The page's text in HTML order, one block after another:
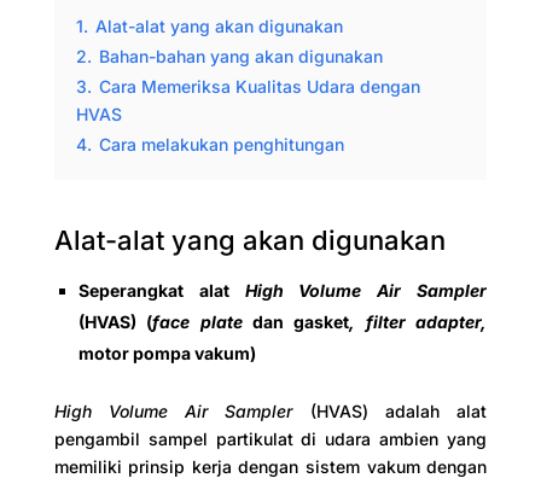
1. Alat-alat yang akan digunakan
2. Bahan-bahan yang akan digunakan
3. Cara Memeriksa Kualitas Udara dengan
HVAS
4. Cara melakukan penghitungan
Alat-alat yang akan digunakan
Seperangkat alat High Volume Air Sampler
(HVAS) (face plate dan gasket, filter adapter,
motor pompa vakum)
High Volume Air Sampler(HVAS) adalah alat
pengambil sampel partikulat di udara ambien yang
memiliki prinsip kerja dengan sistem vakum dengan